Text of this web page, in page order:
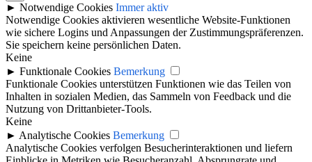
► Notwendige Cookies Immer aktiv
Notwendige Cookies aktivieren wesentliche Website-Funktionen
wie sichere Logins und Anpassungen der Zustimmungspräferenzen.
Sie speichern keine persönlichen Daten.
Keine
► Funktionale Cookies Bemerkung
Funktionale Cookies unterstützen Funktionen wie das Teilen von
Inhalten in sozialen Medien, das Sammeln von Feedback und die
Nutzung von Drittanbieter-Tools.
Keine
► Analytische Cookies Bemerkung
Analytische Cookies verfolgen Besucherinteraktionen und liefern